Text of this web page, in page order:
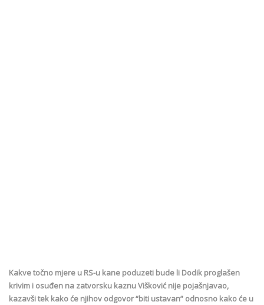
Kakve točno mjere u RS-u kane poduzeti bude li Dodik proglašen
krivim i osuđen na zatvorsku kaznu Višković nije pojašnjavao,
kazavši tek kako će njihov odgovor “biti ustavan” odnosno kako će u